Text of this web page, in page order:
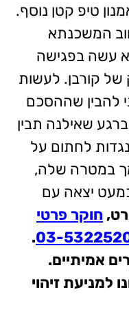
טיפ קטן נוסף.
המשכנתא
עשה בפגישה
קורבן. לעשות
להבין שההסכם
שאילנה תבין
לחתום על
במטרה שלה,
יצאה עם
חוקר פרטי
03-
.
אמיתיים.
למניעת זיהוי